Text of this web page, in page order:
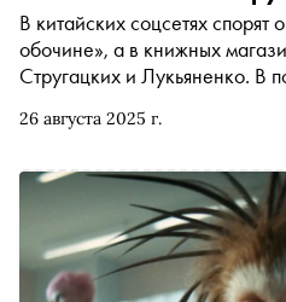
26 августа 2025 г.
В китайских соцсетях
обочине», а в книжных
Стругацких и Лукьяненко. В
фантастику, и это не просто